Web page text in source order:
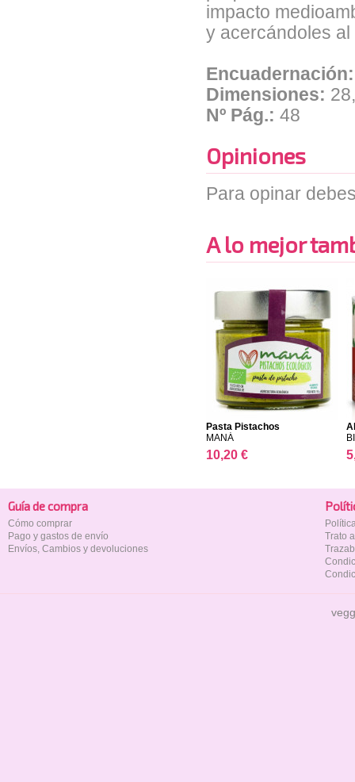
impacto
y acercándoles
Dimensiones:
Nº Pág.: 48
Opiniones
Para opinar
A lo mejor
Pasta Pistachos
MANÁ
10,20 €
Guía de compra
Cómo comprar
Pago y gastos de envío
Envíos, Cambios y devoluciones
Trato